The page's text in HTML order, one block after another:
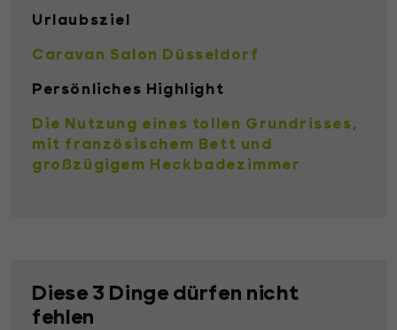
Urlaubsziel
Caravan Salon Düsseldorf
Persönliches Highlight
Die Nutzung eines tollen Grundrisses,
mit französischem Bett und
großzügigem Heckbadezimmer
Diese 3 Dinge dürfen nicht
fehlen